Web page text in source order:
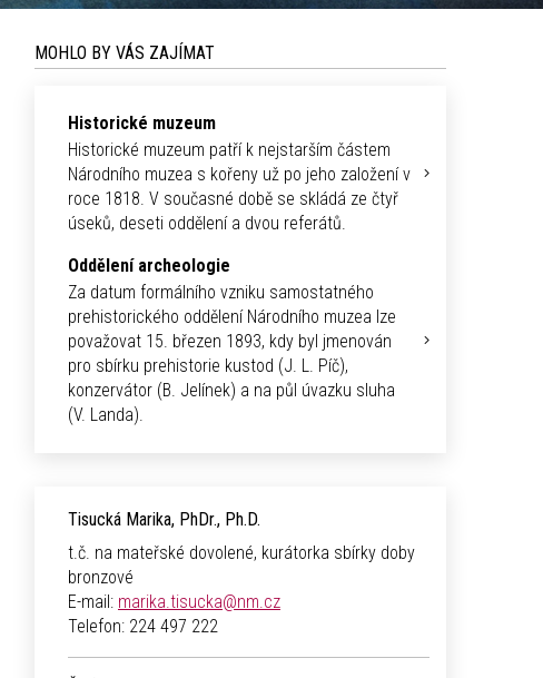
MOHLO BY VÁS ZAJÍMAT
Historické muzeum
Historické muzeum patří k nejstarším částem
Národního muzea s kořeny už po jeho založení v
roce 1818. V současné době se skládá ze čtyř
úseků, deseti oddělení a dvou referátů.
Oddělení archeologie
Za datum formálního vzniku samostatného
prehistorického oddělení Národního muzea lze
považovat 15. březen 1893, kdy byl jmenován
pro sbírku prehistorie kustod (J. L. Píč),
konzervátor (B. Jelínek) a na půl úvazku sluha
(V. Landa).
Tisucká Marika, PhDr., Ph.D.
t.č. na mateřské dovolené, kurátorka sbírky doby
bronzové
E-mail: marika.tisucka@nm.cz
Telefon: 224 497 222